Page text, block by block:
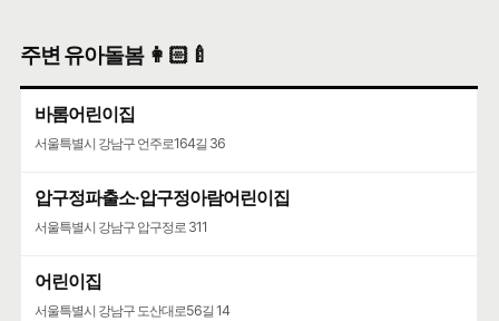
서울특별시 성동구 뚝섬로 452
주변 유아돌봄 👩🏻‍🍼
바롬어린이집
서울특별시 강남구 언주로164길 36
압구정파출소·압구정아람어린이집
서울특별시 강남구 압구정로 311
어린이집
서울특별시 강남구 도산대로56길 14